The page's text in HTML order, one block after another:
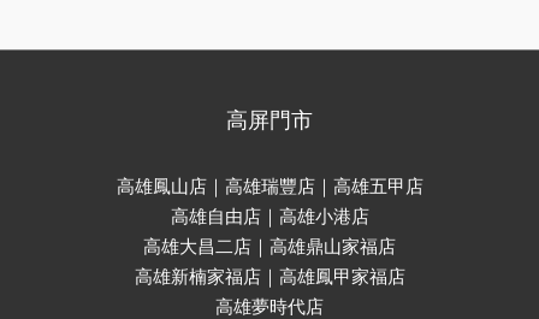
高屏門市
高雄鳳山店｜高雄瑞豐店｜高雄五甲店
高雄自由店｜高雄小港店
高雄大昌二店｜高雄鼎山家福店
高雄新楠家福店｜高雄鳳甲家福店
高雄夢時代店